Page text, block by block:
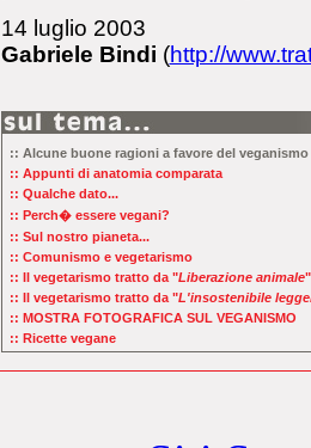
14 luglio 2003
Gabriele Bindi (http://
:: Alcune buone ragioni a favore del veganismo
:: Appunti di anatomia comparata
:: Qualche dato...
:: Perch� essere vegani?
:: Sul nostro pianeta...
:: Comunismo e vegetarismo
:: Il vegetarismo tratto da "Liberazione animale
:: Il vegetarismo tratto da "L'insostenibile
:: MOSTRA FOTOGRAFICA SUL VEGANISMO
:: Ricette vegane